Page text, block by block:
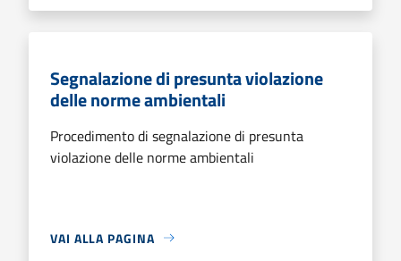
Segnalazione di presunta violazione
delle norme ambientali
Procedimento di segnalazione di presunta
violazione delle norme ambientali
VAI ALLA PAGINA